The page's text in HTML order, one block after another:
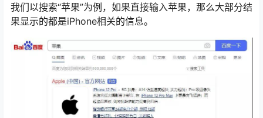
我们以搜索“苹果”为例，如果直接输入苹果，那么大部分结
果显示的都是iPhone相关的信息。